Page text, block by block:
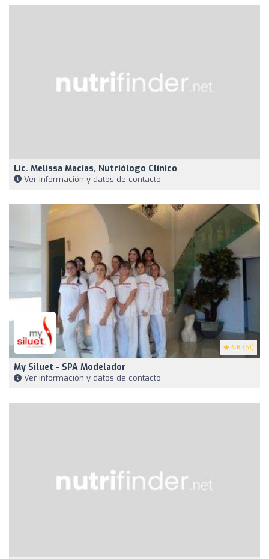
Lic. Melissa Macias, Nutriólogo Clínico
Ver información y datos de contacto
4.6 (61)
My Siluet - SPA Modelador
Ver información y datos de contacto